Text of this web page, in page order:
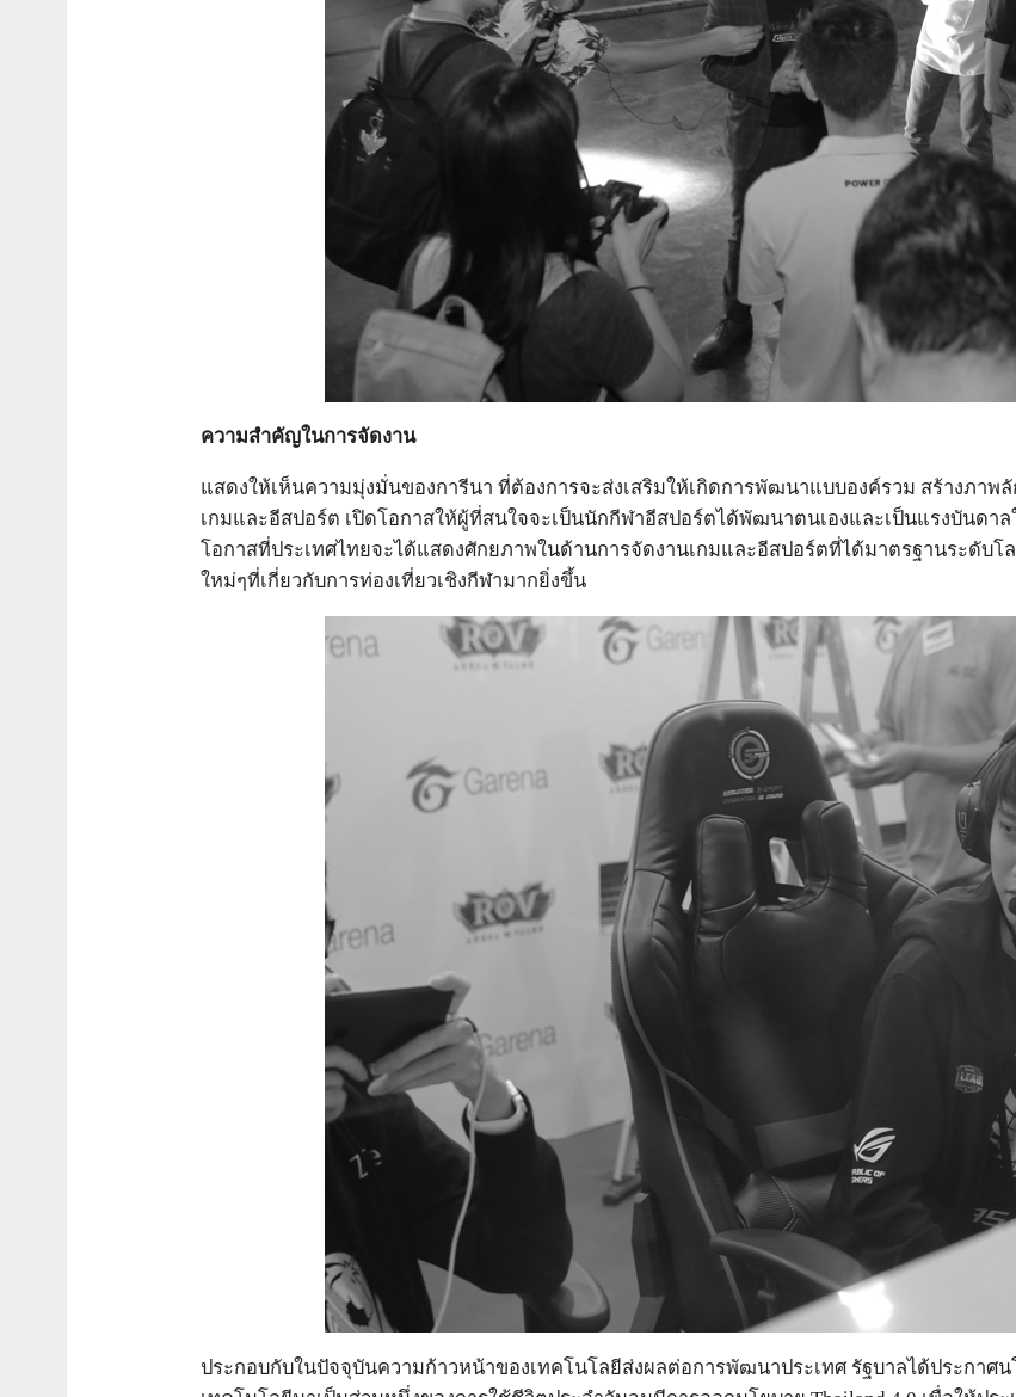
ความสำคัญในการจัดงาน
แสดงให้เห็นความมุ่งมั่นของการีนา ที่ต้องการจะส่งเสริมให้เกิดการพัฒนาแบบองค์รวม สร้างภาพ
เกมและอีสปอร์ต เปิดโอกาสให้ผู้ที่สนใจจะเป็นนักกีฬาอีสปอร์ตได้พัฒนาตนเองและเป็นแรงบันดา
โอกาสที่ประเทศไทยจะได้แสดงศักยภาพในด้านการจัดงานเกมและอีสปอร์ตที่ได้มาตรฐานระดับ
ใหม่ๆที่เกี่ยวกับการท่องเที่ยวเชิงกีฬามากยิ่งขึ้น
ประกอบกับในปัจจุบันความก้าวหน้าของเทคโนโลยีส่งผลต่อการพัฒนาประเทศ รัฐบาลได้ประกาศ